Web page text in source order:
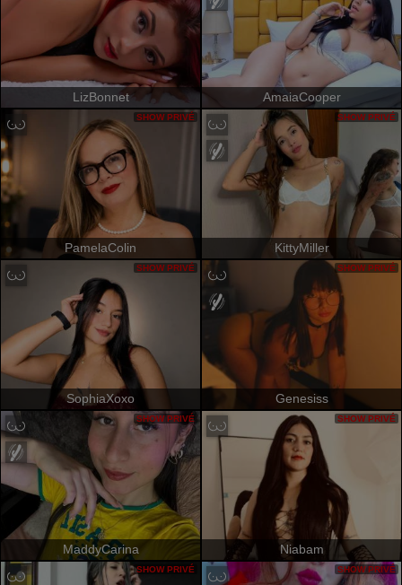
LizBonnet AmaiaCooper
PamelaColin
SHOW PRIVÉ
KittyMiller
SHOW PRIVÉ
SophiaXoxo
SHOW PRIVÉ
Genesiss
SHOW PRIVÉ
MaddyCarina
SHOW PRIVÉ
Niabam
SHOW PRIVÉ
SHOW PRIVÉ SHOW PRIVÉ